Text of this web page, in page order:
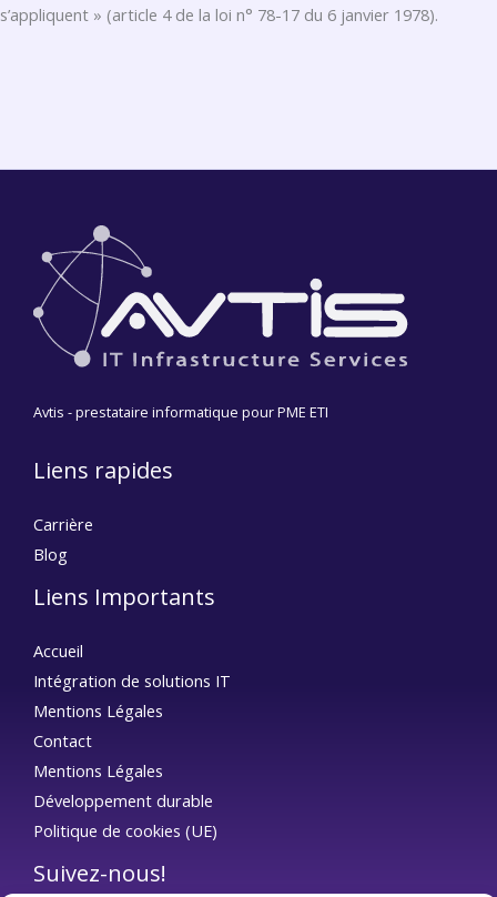
s’appliquent » (article 4 de la loi n° 78-17 du 6 janvier 1978).
Avtis - prestataire informatique pour PME ETI
Liens rapides
Carrière
Blog
Liens Importants
Accueil
Intégration de solutions IT
Mentions Légales
Contact
Mentions Légales
Développement durable
Politique de cookies (UE)
Suivez-nous!